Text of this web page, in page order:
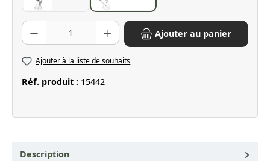
Quantité de produit : Entrez la quantité souhaitée ou utilisez les
Ajouter au panier
Ajouter à la liste de souhaits
Réf. produit : 15442
Description